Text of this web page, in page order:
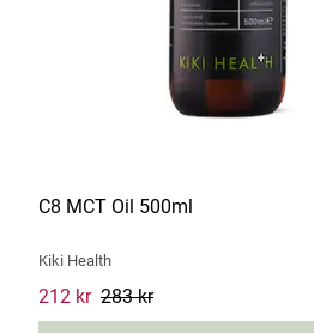
C8 MCT Oil 500ml
Kiki Health
Current price:
212 kr 283 kr